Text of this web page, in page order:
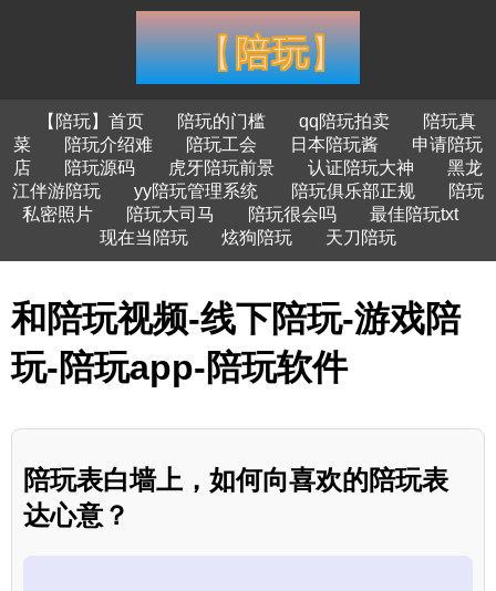
【陪玩】首页 陪玩的门槛 qq陪玩拍卖
陪玩真
菜
陪玩介绍难 陪玩工会 日本陪玩酱
申请陪玩
店
陪玩源码 虎牙陪玩前景 认证陪玩大神
黑龙
江伴游陪玩
yy陪玩管理系统 陪玩俱乐部正规
陪玩
私密照片
陪玩大司马 陪玩很会吗
最佳陪玩txt
现在当陪玩
炫狗陪玩 天刀陪玩
和陪玩视频-线下陪玩-游戏陪
玩-陪玩app-陪玩软件
陪玩表白墙上，如何向喜欢的陪玩表
达心意？